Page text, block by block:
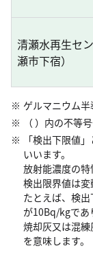
清瀬水再生セ
瀬市下宿）
ゲルマニウム半
（ ）内の不等
「検出下限値
いいます。
放射能濃度の
検出限界値は変
たとえば、検
が10Bq/kgであ
焼却灰又は混
を意味します。